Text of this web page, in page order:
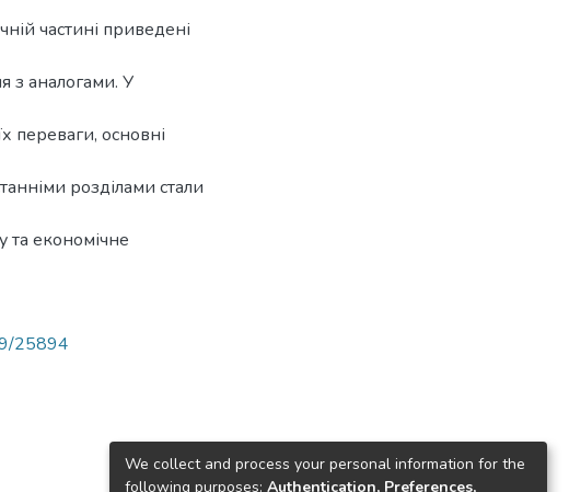
частині приведені
з аналогами. У
переваги, основні
розділами стали
та економічне
25894
We collect and process your personal information for the
following purposes: Authentication, Preferences,